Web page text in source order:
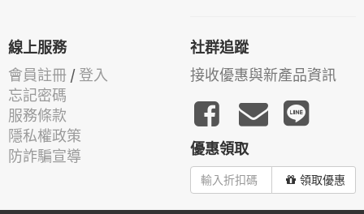
線上服務
會員註冊 / 登入
忘記密碼
服務條款
隱私權政策
防詐騙宣導
社群追蹤
接收優惠與新產品資訊
優惠領取
領取優惠